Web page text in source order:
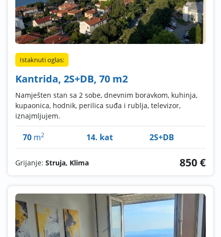
Istaknuti oglas:
Kantrida, 2S+DB, 70 m2
Namješten stan sa 2 sobe, dnevnim boravkom, kuhinja,
kupaonica, hodnik, perilica suđa i rublja, televizor,
iznajmljujem.
70 m2 14. kat 2S+DB
Grijanje: Struja, Klima 850 €